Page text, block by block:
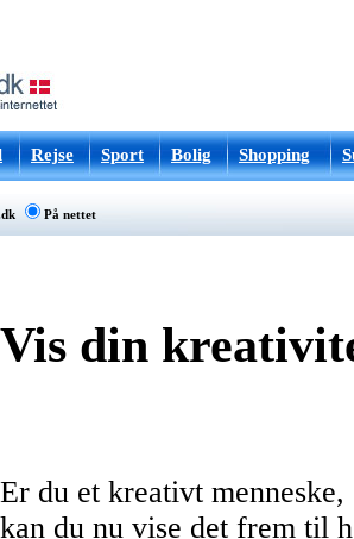
Rejse Sport Bolig Shopping
På nettet
Vis din
Er du et kreativt
kan du nu vise det frem til